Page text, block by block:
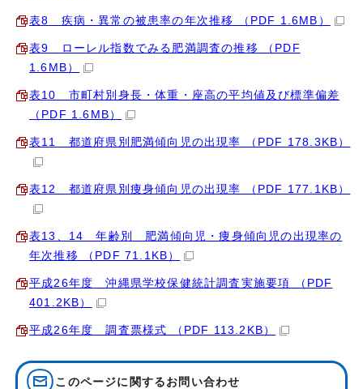
表8 疾病・異常の被患率の年次推移 （PDF 1.6MB）
表9 ローレル指数でみる肥満調査の推移 （PDF
1.6MB）
表10 市町村別身長・体重・座高の平均値及び標準偏差
（PDF 1.6MB）
表11 都道府県別肥満傾向児の出現率 （PDF 178.3KB）
表12 都道府県別痩身傾向児の出現率 （PDF 177.1KB）
表13、14 年齢別 肥満傾向児・痩身傾向児の出現率の
年次推移 （PDF 71.1KB）
平成26年度 沖縄県学校保健統計調査実施要項 （PDF
401.2KB）
平成26年度 調査票様式 （PDF 113.2KB）
このページに関する お問い合わせ